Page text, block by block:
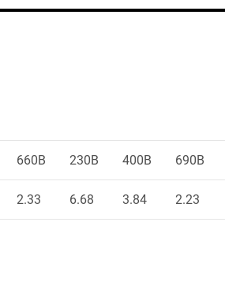
660В 230В 400В 690В
2.33 6.68 3.84 2.23